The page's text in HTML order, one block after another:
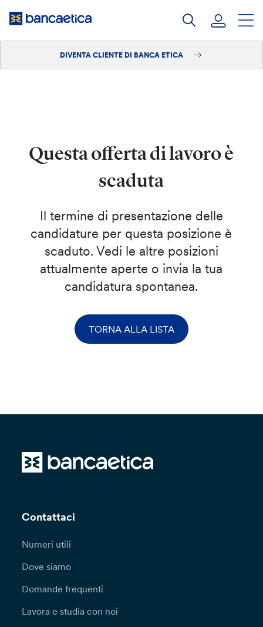
DIVENTA CLIENTE DI BANCA ETICA
Questa offerta di lavoro è
scaduta
Il termine di presentazione delle
candidature per questa posizione è
scaduto. Vedi le altre posizioni
attualmente aperte o invia la tua
candidatura spontanea.
TORNA ALLA LISTA
Contattaci
Numeri utili
Dove siamo
Domande frequenti
Lavora e studia con noi